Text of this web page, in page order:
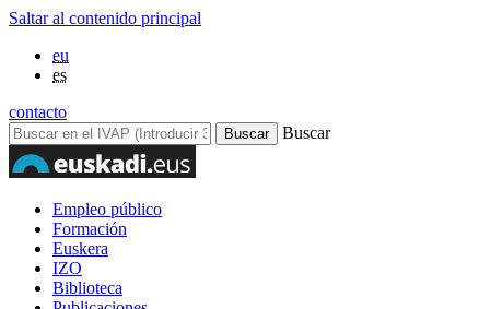
Saltar al contenido principal
eu
es
contacto
Buscar
Empleo público
Formación
Euskera
IZO
Biblioteca